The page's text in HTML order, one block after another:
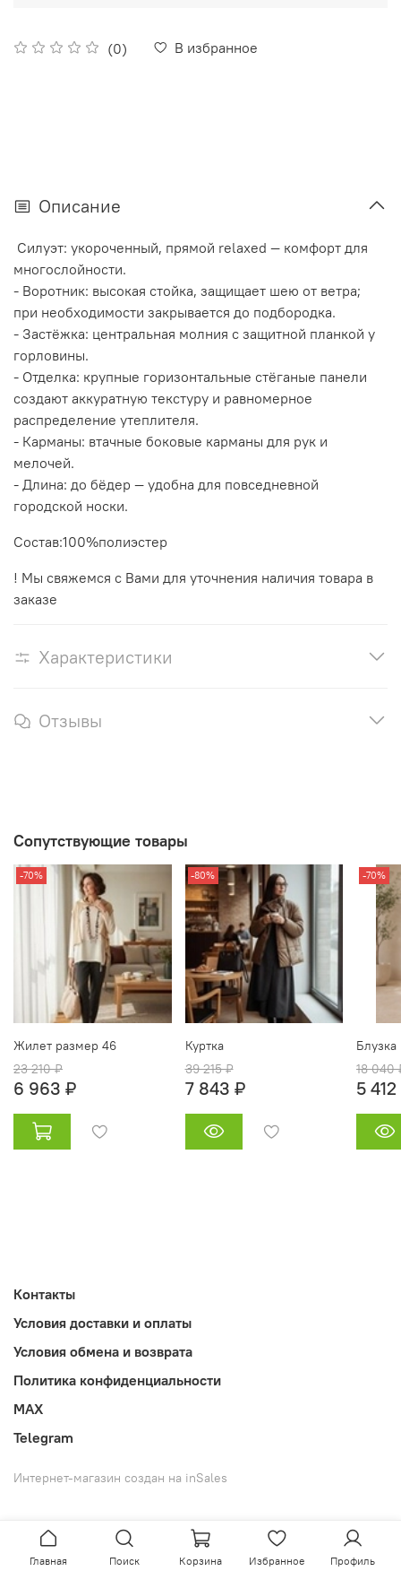
(0) В избранное
Описание
Силуэт: укороченный, прямой relaxed — комфорт для
многослойности.
- Воротник: высокая стойка, защищает шею от ветра;
при необходимости закрывается до подбородка.
- Застёжка: центральная молния с защитной планкой у
горловины.
- Отделка: крупные горизонтальные стёганые панели
создают аккуратную текстуру и равномерное
распределение утеплителя.
- Карманы: втачные боковые карманы для рук и
мелочей.
- Длина: до бёдер — удобна для повседневной
городской носки.
Состав:100%полиэстер
! Мы свяжемся с Вами для уточнения наличия товара в
заказе
Характеристики
Отзывы
Сопутствующие товары
-70%
Жилет размер 46
23 210 ₽
6 963 ₽
-80%
Куртка
39 215 ₽
7 843 ₽
-70%
Блузка
18 040
5
Контакты
Условия доставки и оплаты
Условия обмена и возврата
Политика конфиденциальности
MAX
Telegram
Интернет-магазин создан на inSales
Главная Поиск Корзина Избранное Профиль